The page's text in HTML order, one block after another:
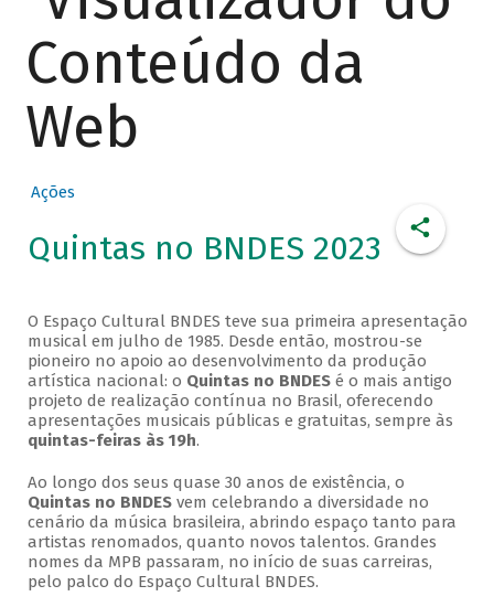
Conteúdo da
Web
Ações
Quintas no BNDES 2023
O Espaço Cultural BNDES teve sua primeira apresentação
musical em julho de 1985. Desde então, mostrou-se
pioneiro no apoio ao desenvolvimento da produção
artística nacional: o Quintas no BNDESé o mais antigo
projeto de realização contínua no Brasil, oferecendo
apresentações musicais públicas e gratuitas, sempre às
quintas-feiras às 19h.
Ao longo dos seus quase 30 anos de existência, o
Quintas no BNDESvem celebrando a diversidade no
cenário da música brasileira, abrindo espaço tanto para
artistas renomados, quanto novos talentos. Grandes
nomes da MPB passaram, no início de suas carreiras,
pelo palco do Espaço Cultural BNDES.